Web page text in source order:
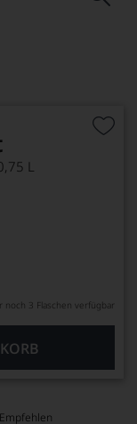
L
noch 3 Flaschen verfügbar
Empfehlen